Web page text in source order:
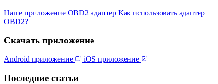
Наше приложение OBD2 адаптер Как использовать адаптер
OBD2?
Скачать приложение
Android приложение iOS приложение
Последние статьи